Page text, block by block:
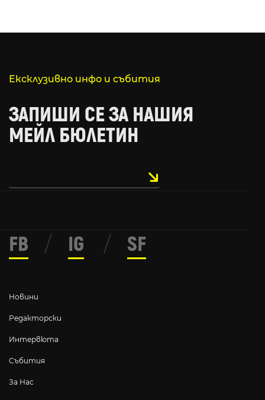
Ексклузивно инфо и събития
ЗАПИШИ СЕ ЗА НАШИЯ
МЕЙЛ БЮЛЕТИН
Новини
Редакторски
Интервюта
Събития
За Нас
FB / IG / SF